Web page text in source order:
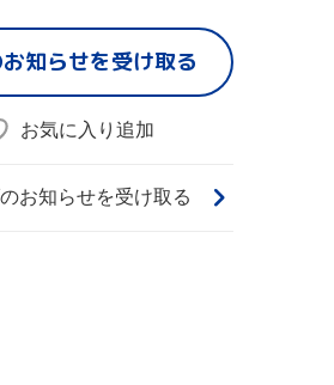
知らせを受け取る
お気に入り追加
お知らせを受け取る